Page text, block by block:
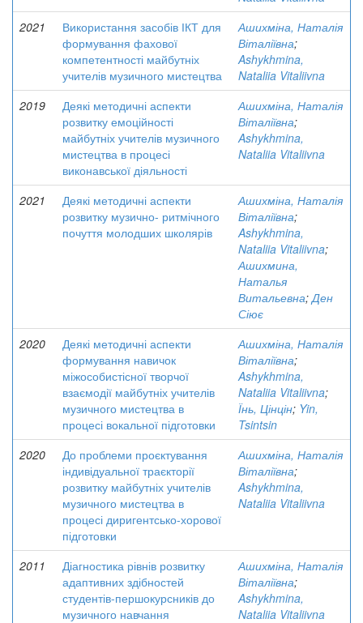
2021
Використання засобів ІКТ для
формування фахової
компетентності майбутніх
учителів музичного мистецтва
Ашихміна, Наталія
Віталіївна;
Ashykhmina,
Nataliia Vitaliivna
2019
Деякі методичні аспекти
розвитку емоційності
майбутніх учителів музичного
мистецтва в процесі
виконавської діяльності
Ашихміна, Наталія
Віталіївна;
Ashykhmina,
Nataliia Vitaliivna
2021
Деякі методичні аспекти
розвитку музично- ритмічного
почуття молодших школярів
Ашихміна, Наталія
Віталіївна;
Ashykhmina,
Nataliia Vitaliivna;
Ашихмина,
Наталья
Витальевна;Ден
Сіює
2020
Деякі методичні аспекти
формування навичок
міжособистісної творчої
взаємодії майбутніх учителів
музичного мистецтва в
процесі вокальної підготовки
Ашихміна, Наталія
Віталіївна;
Ashykhmina,
Nataliia Vitaliivna;
Їнь, Цінцін; Yin,
Tsintsin
2020
До проблеми проєктування
індивідуальної траєкторії
розвитку майбутніх учителів
музичного мистецтва в
процесі диригентсько-хорової
підготовки
Ашихміна, Наталія
Віталіївна;
Ashykhmina,
Nataliia Vitaliivna
2011
Діагностика рівнів розвитку
адаптивних здібностей
студентів-першокурсників до
музичного навчання
Ашихміна, Наталія
Віталіївна;
Ashykhmina,
Nataliia Vitaliivna